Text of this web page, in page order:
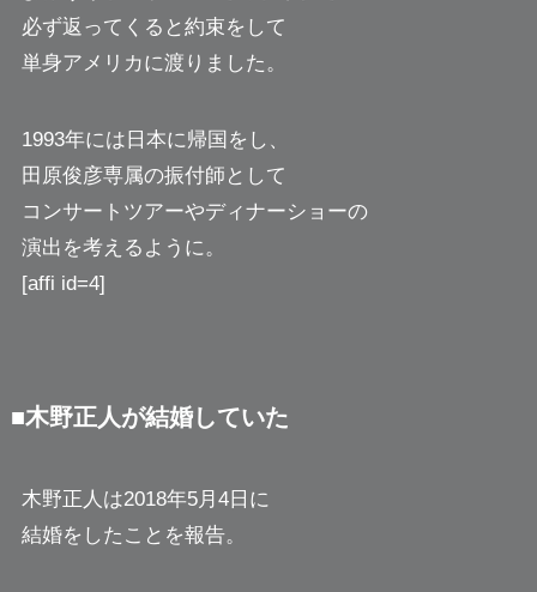
必ず返ってくると約束をして
単身アメリカに渡りました。
1993年には日本に帰国をし、
田原俊彦専属の振付師として
コンサートツアーやディナーショーの
演出を考えるように。
[affi id=4]
■木野正人が結婚していた
木野正人は2018年5月4日に
結婚をしたことを報告。